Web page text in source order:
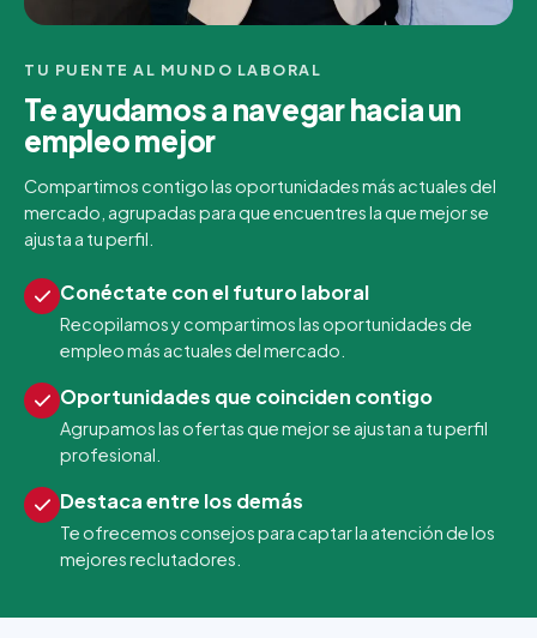
TU PUENTE AL MUNDO LABORAL
Te ayudamos a navegar hacia un
empleo mejor
Compartimos contigo las oportunidades más actuales del
mercado, agrupadas para que encuentres la que mejor se
ajusta a tu perfil.
Conéctate con el futuro laboral
Recopilamos y compartimos las oportunidades de
empleo más actuales del mercado.
Oportunidades que coinciden contigo
Agrupamos las ofertas que mejor se ajustan a tu perfil
profesional.
Destaca entre los demás
Te ofrecemos consejos para captar la atención de los
mejores reclutadores.